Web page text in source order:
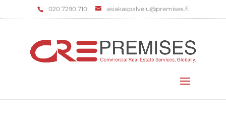
‌020 7290 710 asiakaspalvelu@premises.fi